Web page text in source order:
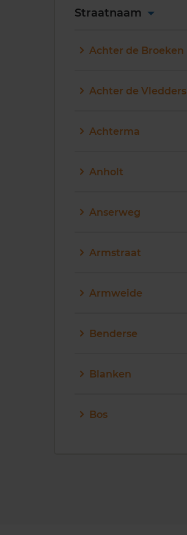
Straatnaam
Achter de Broeken
Achter de Vledders
Achterma
Anholt
Anserweg
Armstraat
Armweide
Benderse
Blanken
Bos